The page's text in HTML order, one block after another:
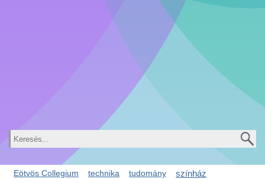
Keresés
Eötvös Collegium technika tudomány színház